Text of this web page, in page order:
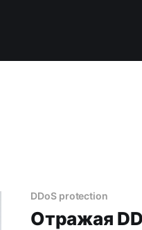
DDoS protection
Отражая